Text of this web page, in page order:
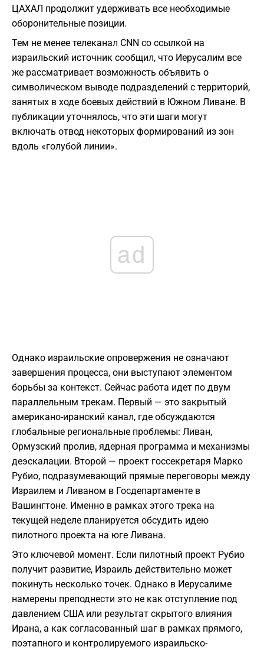
ЦАХАЛ продолжит удерживать все необходимые
оборонительные позиции.
Тем не менее телеканал CNN со ссылкой на
израильский источник сообщил, что Иерусалим все
же рассматривает возможность объявить о
символическом выводе подразделений с территорий,
занятых в ходе боевых действий в Южном Ливане. В
публикации уточнялось, что эти шаги могут
включать отвод некоторых формирований из зон
вдоль «голубой линии».
ad
Однако израильские опровержения не означают
завершения процесса, они выступают элементом
борьбы за контекст. Сейчас работа идет по двум
параллельным трекам. Первый — это закрытый
американо-иранский канал, где обсуждаются
глобальные региональные проблемы: Ливан,
Ормузский пролив, ядерная программа и механизмы
деэскалации. Второй — проект госсекретаря Марко
Рубио, подразумевающий прямые переговоры между
Израилем и Ливаном в Госдепартаменте в
Вашингтоне. Именно в рамках этого трека на
текущей неделе планируется обсудить идею
пилотного проекта на юге Ливана.
Это ключевой момент. Если пилотный проект Рубио
получит развитие, Израиль действительно может
покинуть несколько точек. Однако в Иерусалиме
намерены преподнести это не как отступление под
давлением США или результат скрытого влияния
Ирана, а как согласованный шаг в рамках прямого,
поэтапного и контролируемого израильско-